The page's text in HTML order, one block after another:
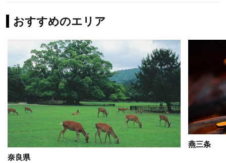
おすすめのエリア
奈良県
燕三条